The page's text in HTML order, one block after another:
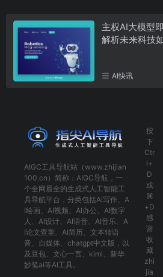
主权AI大模型
解析未来科技
AI快讯
AIGC工具导航站（www.zhijian
100.cn）简称： AIGC导航 ，一
个全网最全的生成式人工智能工
具导航平台，分类包括AI写作 、 A
I绘画 、 AI视频 、 AI办公 、 AI数字
人 、 AI设计、 AI语音、 AI音乐、 A
I论文查重 、 AI简历 、 文本转语
音、 自媒体 、 chatgpt中文版 ，以
及 豆包、 文心一言 、 kimi 、 新华
妙笔ai等AI工具。
按
下
Ctr
l+
D
或
⌘
+D
感
谢
收
藏
zhi
jia